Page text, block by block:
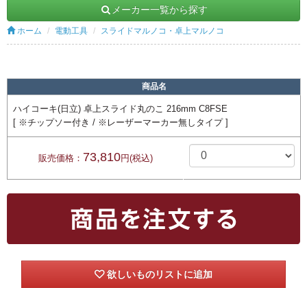
メーカー一覧から探す
ホーム 電動工具 スライドマルノコ・卓上マルノコ
商品名
ハイコーキ(日立) 卓上スライド丸のこ 216mm C8FSE
[ ※チップソー付き / ※レーザーマーカー無しタイプ ]
販売価格： 73,810円(税込)